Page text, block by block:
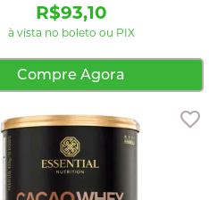
R$93,10
à vista no boleto ou PIX
Compre Agora